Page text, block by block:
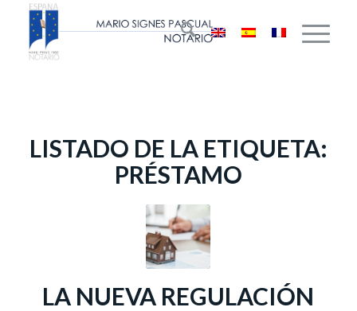
LISTADO DE LA ETIQUETA:
PRÉSTAMO
LA NUEVA REGULACIÓN